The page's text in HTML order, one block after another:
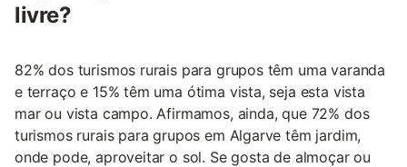
livre?
82% dos turismos rurais para grupos têm uma varanda
e terraço e 15% têm uma ótima vista, seja esta vista
mar ou vista campo. Afirmamos, ainda, que 72% dos
turismos rurais para grupos em Algarve têm jardim,
onde pode, aproveitar o sol. Se gosta de almoçar ou